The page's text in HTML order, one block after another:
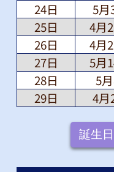
24日
5月
25日
4月
26日
4月
27日
5月
28日
5
29日
4月
誕生